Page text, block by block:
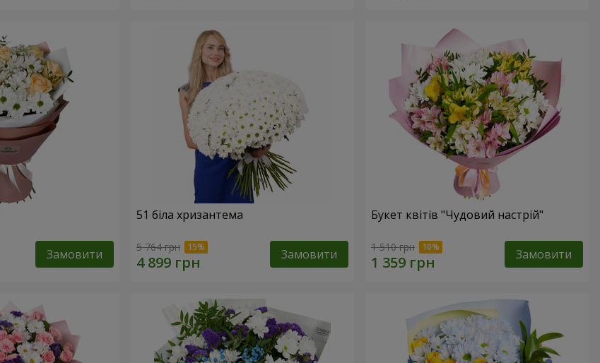
Замовити
51 біла хризантема
5 764 грн Замовити
Букет квітів "Чудовий настрій"
1 510 грн Замовити